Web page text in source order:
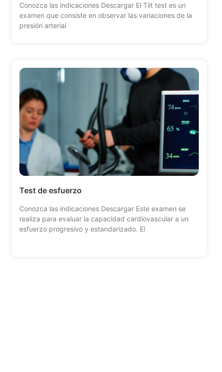
Conozca las indicaciones Descargar El Tilt test es un
examen que consiste en observar las variaciones de la
presión arterial
Test de esfuerzo
Conozca las indicaciones Descargar Este examen se
realiza para evaluar la capacidad cardiovascular a un
esfuerzo progresivo y estandarizado. El